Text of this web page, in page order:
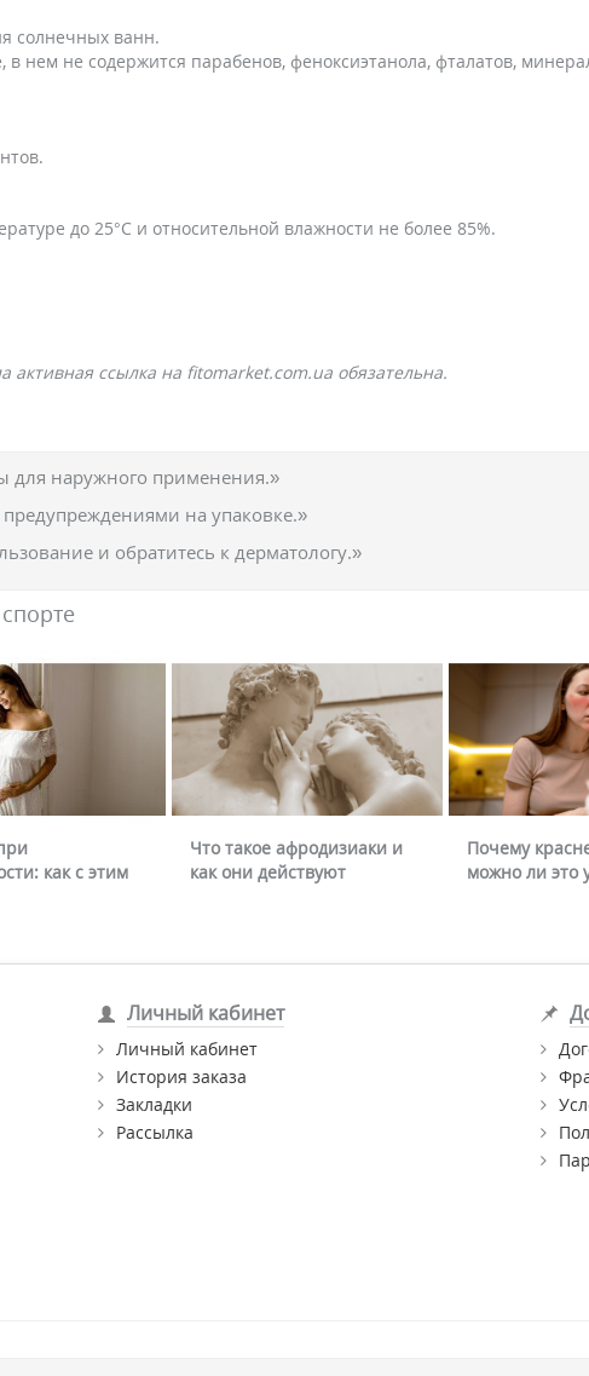
солнечных ванн.
в нем не содержится парабенов, феноксиэтанола, фталатов,
до 25°C и относительной влажности не более 85%.
ссылка на fitomarket.com.ua обязательна.
для наружного применения.»
на упаковке.»
и обратитесь к дерматологу.»
как с этим
Что такое афродизиаки и
как они действуют
Почему
можно ли это
Личный кабинет
Личный кабинет
История заказа
Закладки
Рассылка